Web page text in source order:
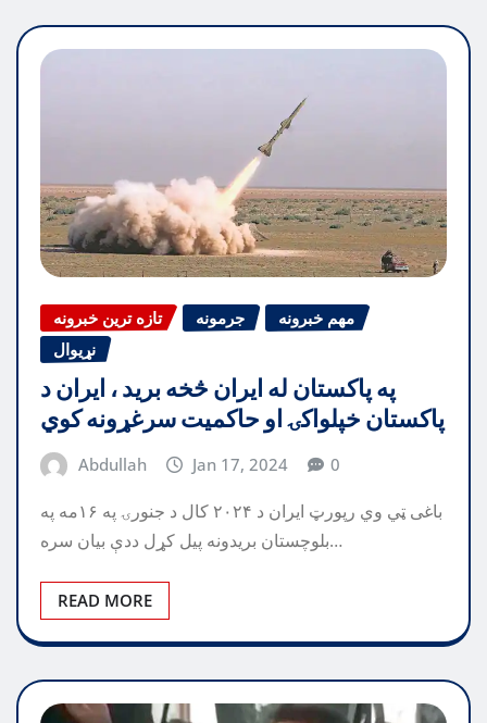
تازه ترین خبرونه جرمونه
مهم خبرونه
نړیوال
په پاکستان له ایران څخه برید ، ایران د
پاکستان خپلواکۍ او حاکمیت سرغړونه کوي
Abdullah Jan 17, 2024 0
باغی ټي وي رپورټ ایران د ۲۰۲۴ کال د جنورۍ په ۱۶مه په
بلوچستان بریدونه پیل کړل ددې بیان سره…
READ MORE